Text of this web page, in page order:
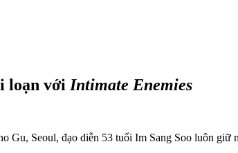
loạn với Intimate Enemies
Gu, Seoul, đạo diễn 53 tuổi Im Sang Soo luôn giữ